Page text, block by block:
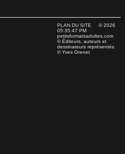
PLAN DU SITE © 2026
05:35:47 PM
petitsformatsadultes.com
© Éditeurs, auteurs et
dessinateurs représentés
© Yves Grenet